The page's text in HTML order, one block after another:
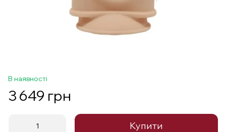
В наявності
3 649 грн
Купити